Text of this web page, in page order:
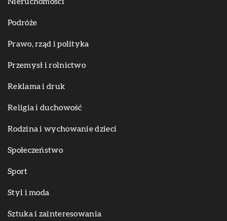
Podróże
Prawo, rząd i polityka
Przemysł i rolnictwo
Reklama i druk
Religia i duchowość
Rodzina i wychowanie dzieci
Społeczeństwo
Sport
Styl i moda
Sztuka i zainteresowania